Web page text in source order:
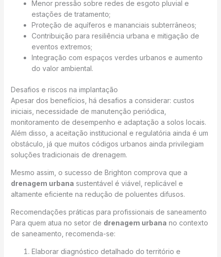
Menor pressão sobre redes de esgoto pluvial e
estações de tratamento;
Proteção de aquíferos e mananciais subterrâneos;
Contribuição para resiliência urbana e mitigação de
eventos extremos;
Integração com espaços verdes urbanos e aumento
do valor ambiental.
Desafios e riscos na implantação
Apesar dos benefícios, há desafios a considerar: custos
iniciais, necessidade de manutenção periódica,
monitoramento de desempenho e adaptação a solos locais.
Além disso, a aceitação institucional e regulatória ainda é um
obstáculo, já que muitos códigos urbanos ainda privilegiam
soluções tradicionais de drenagem.
Mesmo assim, o sucesso de Brighton comprova que a
drenagem urbana sustentável é viável, replicável e
altamente eficiente na redução de poluentes difusos.
Recomendações práticas para profissionais de saneamento
Para quem atua no setor de drenagem urbana no contexto
de saneamento, recomenda-se:
Elaborar diagnóstico detalhado do território e